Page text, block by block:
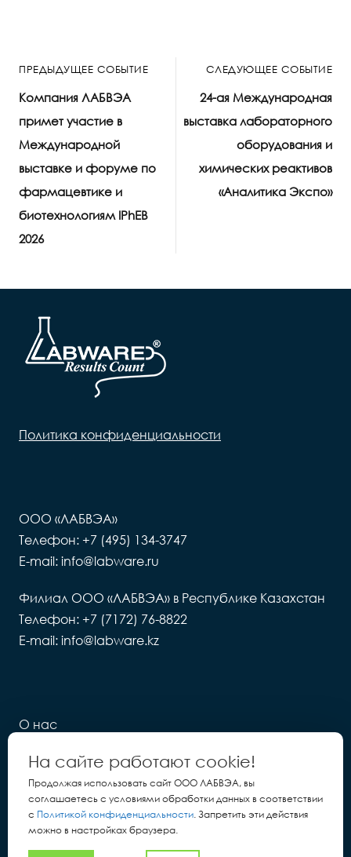
ПРЕДЫДУЩЕЕ СОБЫТИЕ
Компания ЛАБВЭА
примет участие в
Международной
выставке и форуме по
фармацевтике и
биотехнологиям IPhEB
2026
СЛЕДУЮЩЕЕ СОБЫТИЕ
24-ая Международная
выставка лабораторного
оборудования и
химических реактивов
«Аналитика Экспо»
Политика конфиденциальности
ООО «ЛАБВЭА»
Телефон: +7 (495) 134-3747
E-mail: info@labware.ru
Филиал ООО «ЛАБВЭА» в Республике Казахстан
Телефон: +7 (7172) 76-8822
E-mail: info@labware.kz
О нас
LIMS
Контакты
На сайте работают cookie!
Продолжая использовать сайт ООО ЛАБВЭА, вы
соглашаетесь с условиями обработки данных в соответствии
с Политикой конфиденциальности. Запретить эти действия
можно в настройках браузера.